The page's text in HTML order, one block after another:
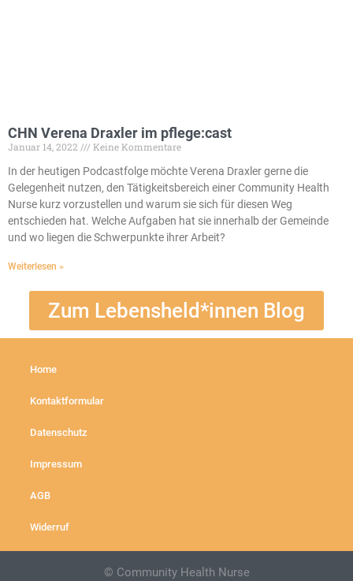
CHN Verena Draxler im pflege:cast
Januar 14, 2022
Keine Kommentare
In der heutigen Podcastfolge möchte Verena Draxler gerne die
Gelegenheit nutzen, den Tätigkeitsbereich einer Community Health
Nurse kurz vorzustellen und warum sie sich für diesen Weg
entschieden hat. Welche Aufgaben hat sie innerhalb der Gemeinde
und wo liegen die Schwerpunkte ihrer Arbeit?
Weiterlesen »
Zum Lebensheld*innen Blog
Home
Kontaktformular
Datenschutz
Impressum
AGB
Widerruf
© Community Health Nurse